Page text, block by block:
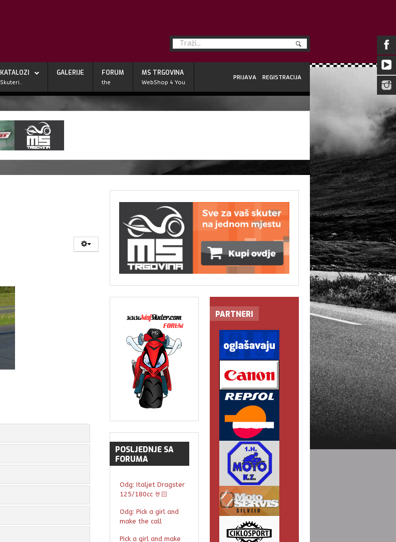
KATALOZI
Skuteri..
GALERIJE FORUM
the
MS TRGOVINA
WebShop 4 You
REGISTRACIJA
PRIJAVA
POSLJEDNJE SA
FORUMA
Odg: Italjet Dragster
125/180cc 🤘🏻
Odg: Pick a girl and
make the call
Pick a girl and make
PARTNERI